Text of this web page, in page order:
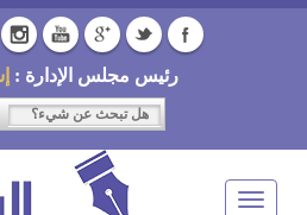
رئيس مجلس الإدارة :
Toggle